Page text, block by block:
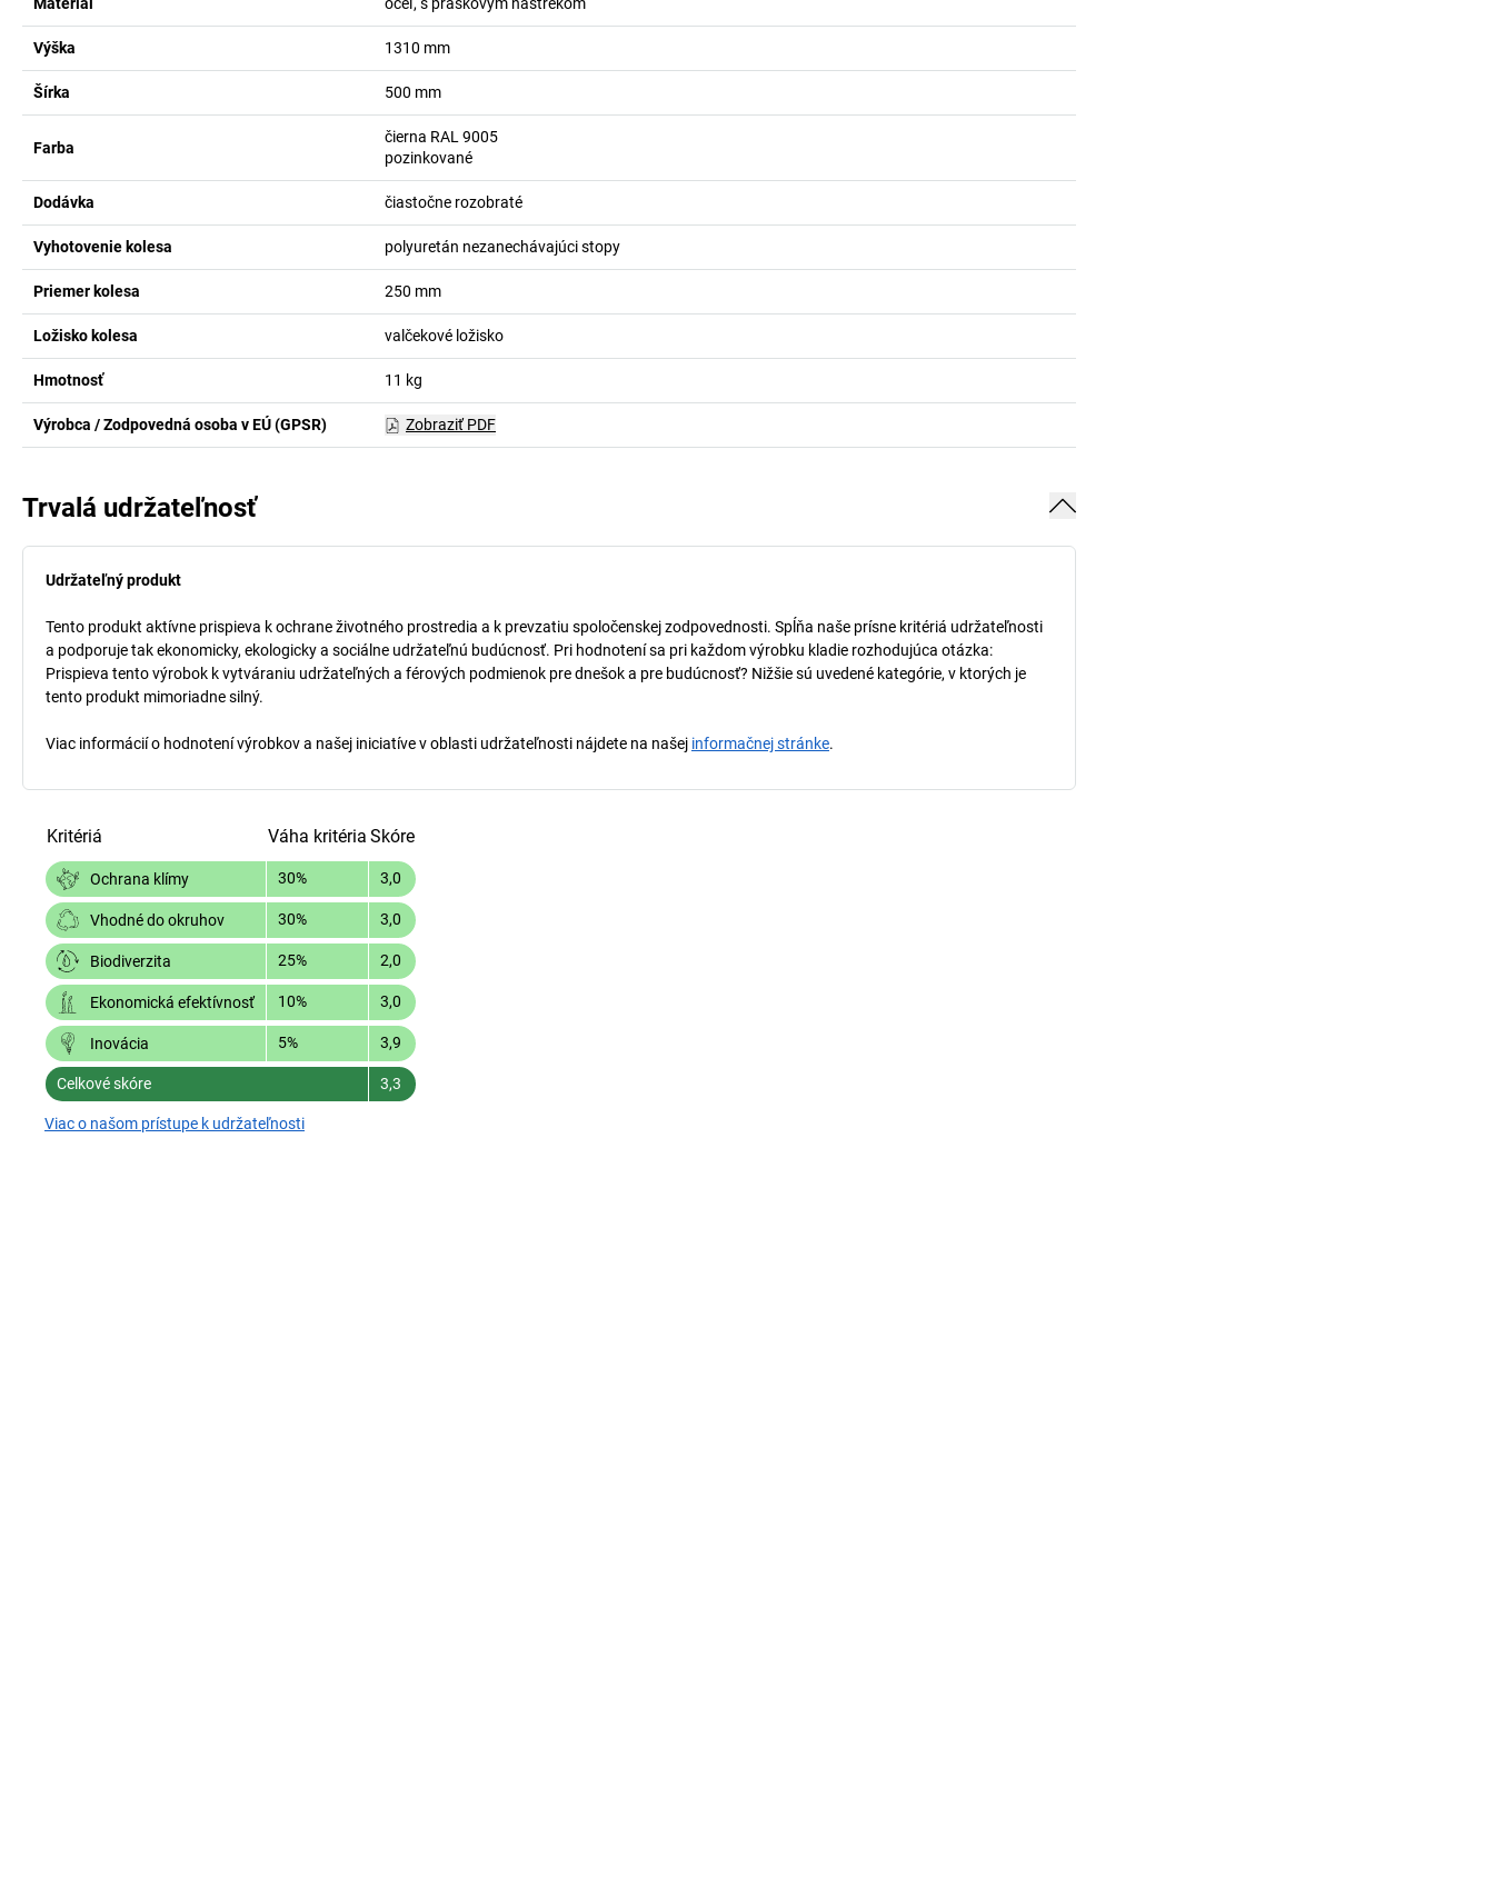
Výška 1310 mm
Šírka 500 mm
Farba
čierna RAL 9005
pozinkované
Dodávka čiastočne rozobraté
Vyhotovenie kolesa polyuretán nezanechávajúci stopy
Priemer kolesa 250 mm
Ložisko kolesa valčekové ložisko
Hmotnosť 11 kg
Výrobca / Zodpovedná osoba v EÚ (GPSR) Zobraziť PDF
Trvalá udržateľnosť
Udržateľný produkt
Tento produkt aktívne prispieva k ochrane životného prostredia a k prevzatiu spoločenskej zodpovednosti. Spĺňa naše prísne kritériá udržateľnosti
a podporuje tak ekonomicky, ekologicky a sociálne udržateľnú budúcnosť. Pri hodnotení sa pri každom výrobku kladie rozhodujúca otázka:
Prispieva tento výrobok k vytváraniu udržateľných a férových podmienok pre dnešok a pre budúcnosť? Nižšie sú uvedené kategórie, v ktorých je
tento produkt mimoriadne silný.
Viac informácií o hodnotení výrobkov a našej iniciatíve v oblasti udržateľnosti nájdete na našej informačnej stránke.
Kritériá Váha kritéria Skóre
Ochrana klímy 30% 3,0
Vhodné do okruhov 30% 3,0
Biodiverzita 25% 2,0
Ekonomická efektívnosť 10% 3,0
Inovácia 5% 3,9
Celkové skóre 3,3
Viac o našom prístupe k udržateľnosti